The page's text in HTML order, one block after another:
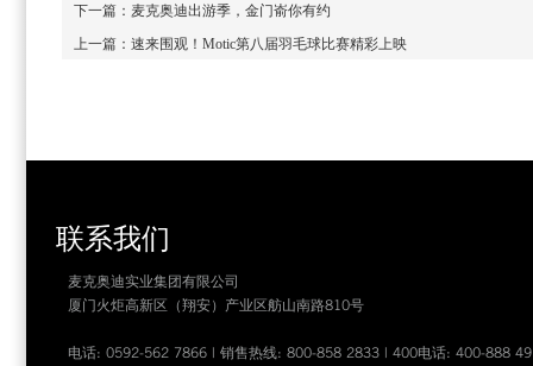
下一篇： 麦克奥迪出游季，金门嵛你有约
上一篇： 速来围观！Motic第八届羽毛球比赛精彩上映
联系我们
麦克奥迪实业集团有限公司
厦门火炬高新区（翔安）产业区舫山南路810号
电话: 0592-562 7866 | 销售热线: 800-858 2833 | 400电话: 400-888